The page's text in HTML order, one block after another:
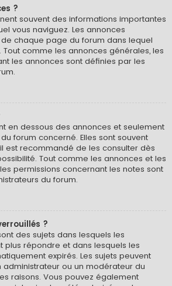
?
souvent des informations importantes
vous naviguez. Les annonces
chaque page du forum dans lequel
comme les annonces générales, les
les annonces sont définies par les
en dessous des annonces et seulement
forum concerné. Elles sont souvent
est recommandé de les consulter dès
Tout comme les annonces et les
permissions concernant les notes sont
du forum.
?
des sujets dans lesquels les
plus répondre et dans lesquels les
expirés. Les sujets peuvent
ou un modérateur du
raisons. Vous pouvez également